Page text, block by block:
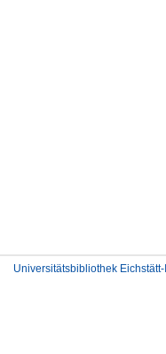
Universitätsbibliothek